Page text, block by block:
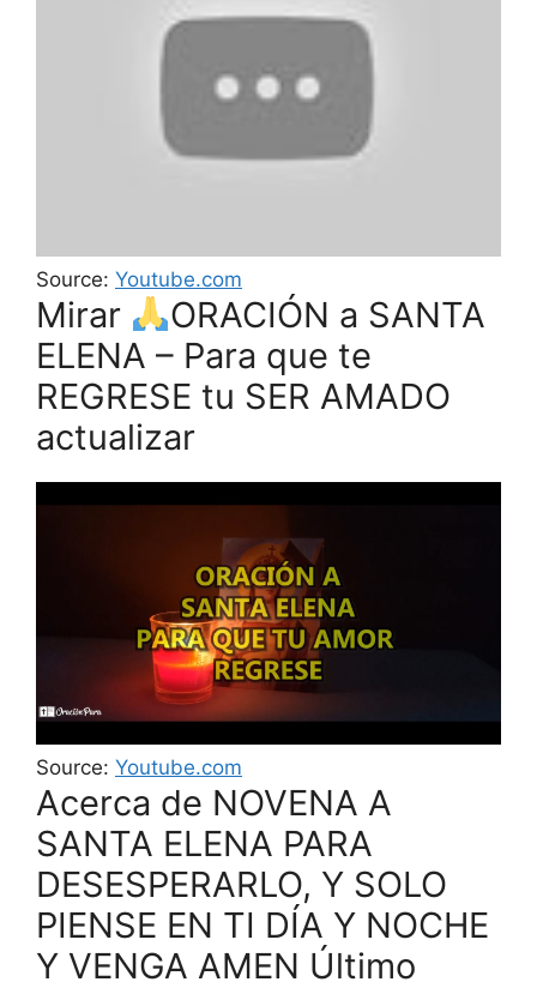
Source: Youtube.com
Mirar
ORACIÓN a SANTA
ELENA – Para que te
REGRESE tu SER AMADO
actualizar
Source: Youtube.com
Acerca de NOVENA A
SANTA ELENA PARA
DESESPERARLO, Y SOLO
PIENSE EN TI DÍA Y NOCHE
Y VENGA AMEN Último